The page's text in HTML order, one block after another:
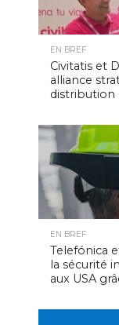
EN BREF
Civitatis et
alliance
distribution
EN BREF
Telefónica
la sécurité
aux USA